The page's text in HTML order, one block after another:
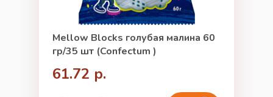
Mellow Blocks голубая малина 60
гр/35 шт (Confectum )
61.72 р.